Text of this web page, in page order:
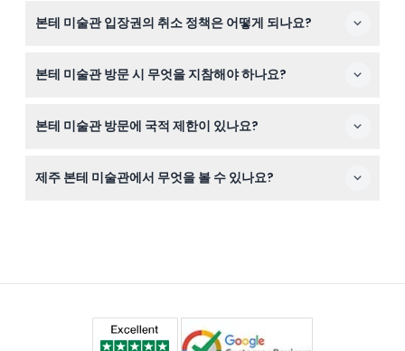
증명서를 지참해야 합니다. 그 이상의 어린이는 입장권이
본테 미술관 입장권의 취소 정책은 어떻게 되나요?
날짜를 신중히 선택하시기 바랍니다.
본테 미술관 방문 시 무엇을 지참해야 하나요?
을 지참하시고, 미술관 부지를 편안하게 탐방할 수 있도록
본테 미술관 방문에 국적 제한이 있나요?
약 시 적격 여부를 확인하시기 바랍니다.
제주 본테 미술관에서 무엇을 볼 수 있나요?